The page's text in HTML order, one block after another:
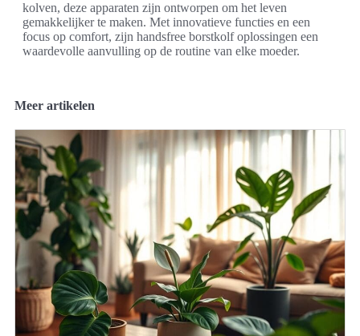
kolven, deze apparaten zijn ontworpen om het leven
gemakkelijker te maken. Met innovatieve functies en een
focus op comfort, zijn handsfree borstkolf oplossingen een
waardevolle aanvulling op de routine van elke moeder.
Meer artikelen